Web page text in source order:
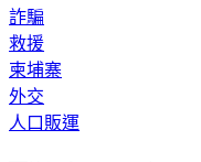
詐騙
救援
柬埔寨
外交
人口販運